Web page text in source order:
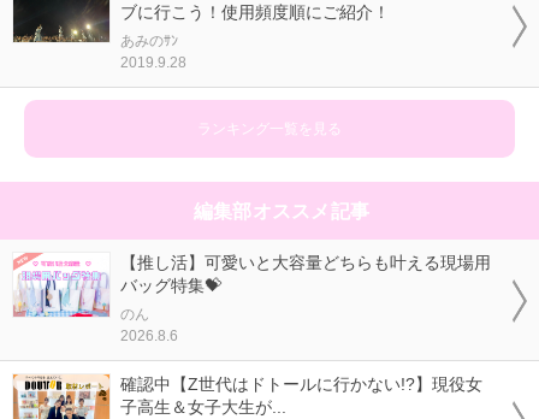
ブに行こう！使用頻度順にご紹介！
あみのｻﾝ
2019.9.28
ランキング一覧を見る
編集部オススメ記事
【推し活】可愛いと大容量どちらも叶える現場用
バッグ特集💝
のん
2026.8.6
確認中【Z世代はドトールに行かない!?】現役女
子高生＆女子大生が...